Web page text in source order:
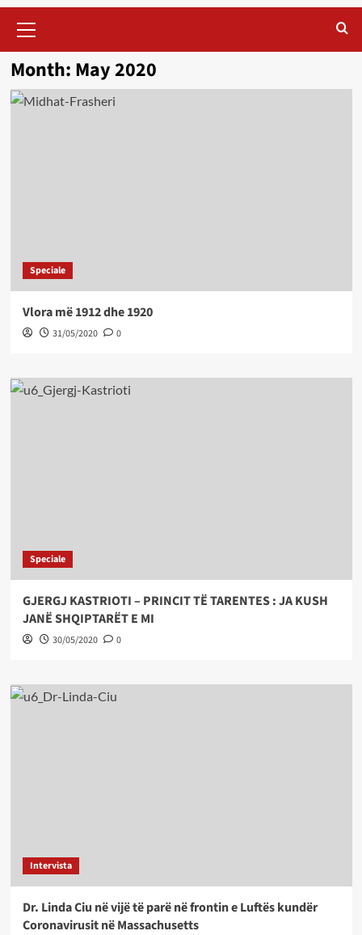
Menu
Month: May 2020
Speciale
Vlora më 1912 dhe 1920
31/05/2020 0
Speciale
GJERGJ KASTRIOTI – PRINCIT TË TARENTES : JA KUSH
JANË SHQIPTARËT E MI
30/05/2020 0
Intervista
Dr. Linda Ciu në vijë të parë në frontin e Luftës kundër
Coronavirusit në Massachusetts